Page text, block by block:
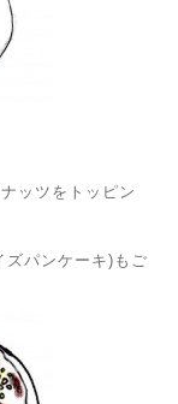
ッツをトッピン
ズパンケーキ)もご